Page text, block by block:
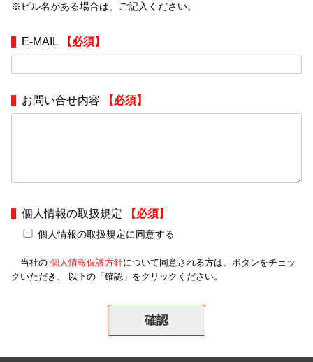
※ビル名がある場合は、ご記入ください。
E-MAIL 【必須】
お問い合せ内容 【必須】
個人情報の取扱規定 【必須】
個人情報の取扱規定に同意する
当社の 個人情報保護方針について同意される方は、ボタンをチェッ
クいただき、 以下の「確認」をクリックください。